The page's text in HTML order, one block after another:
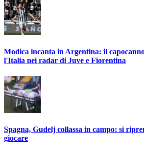
Modica incanta in Argentina: il
l'Italia nei radar di Juve e Fiorentina
Spagna, Gudelj collassa in campo: si
giocare